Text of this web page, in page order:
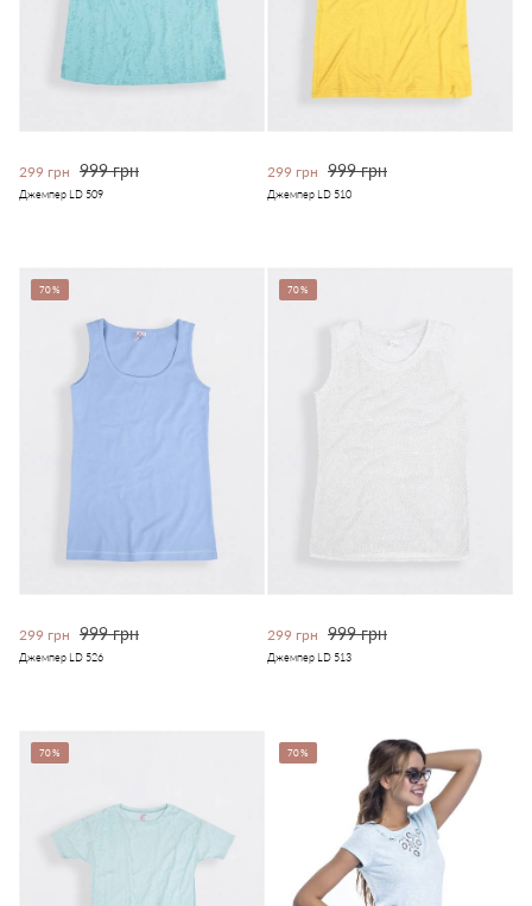
299 грн 999 грн
Джемпер LD 509
299 грн 999 грн
Джемпер LD 510
70%
299 грн 999 грн
Джемпер LD 526
70%
299 грн 999 грн
Джемпер LD 513
70% 70%